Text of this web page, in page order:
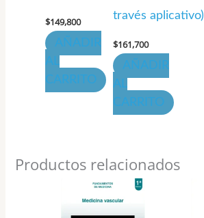
$149,800
AÑADIR
AL
CARRITO
través aplicativo)
$161,700
AÑADIR
AL
CARRITO
Productos relacionados